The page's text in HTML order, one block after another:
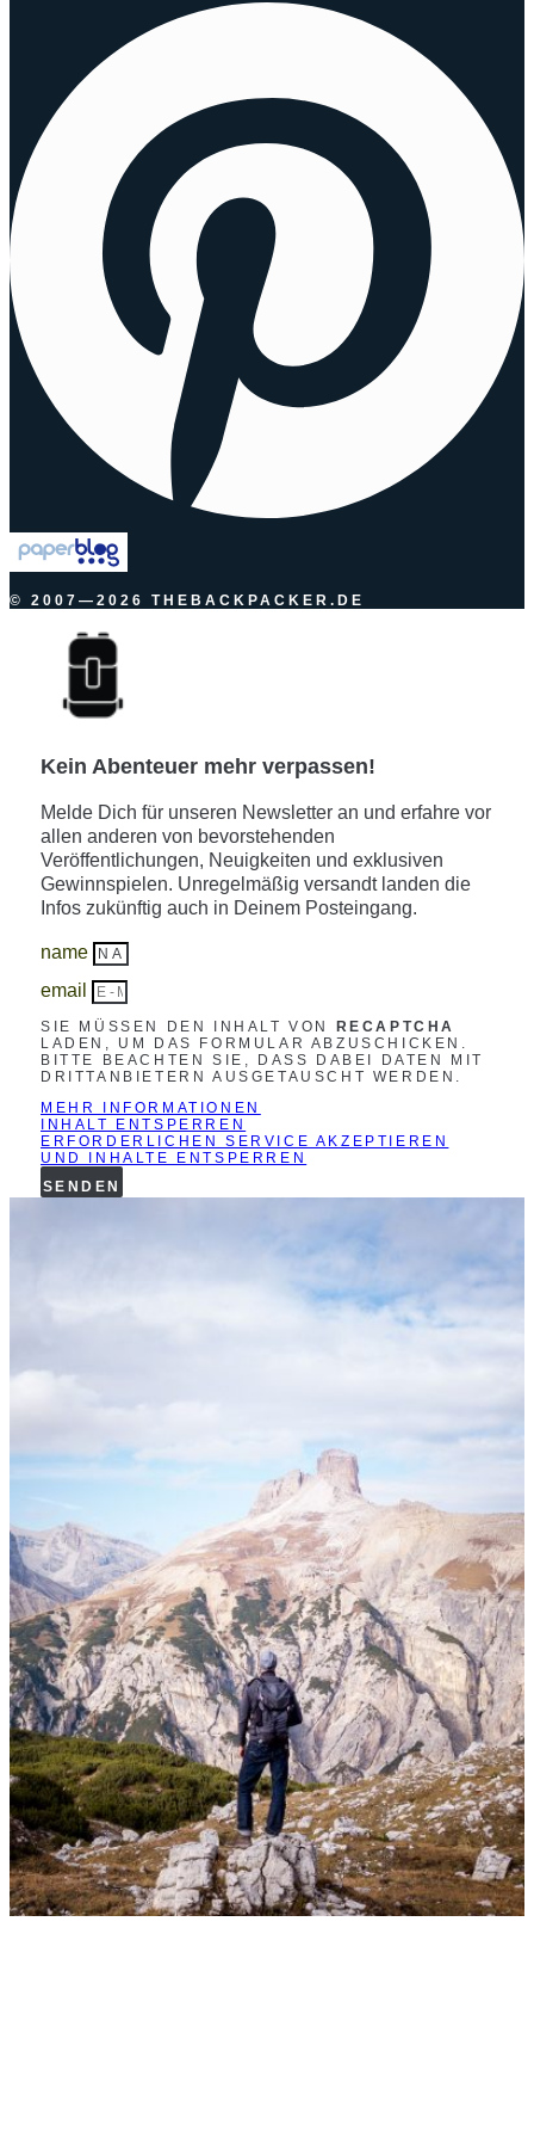
© 2007—2026 THEBACKPACKER.DE
Kein Abenteuer mehr verpassen!
Melde Dich für unseren Newsletter an und erfahre vor
allen anderen von bevorstehenden
Veröffentlichungen, Neuigkeiten und exklusiven
Gewinnspielen. Unregelmäßig versandt landen die
Infos zukünftig auch in Deinem Posteingang.
name
email
SIE MÜSSEN DEN INHALT VON
RECAPTCHA
LADEN, UM DAS FORMULAR ABZUSCHICKEN.
BITTE BEACHTEN SIE, DASS DABEI DATEN MIT
DRITTANBIETERN AUSGETAUSCHT WERDEN.
MEHR INFORMATIONEN
INHALT ENTSPERREN
ERFORDERLICHEN SERVICE AKZEPTIEREN
UND INHALTE ENTSPERREN
SENDEN